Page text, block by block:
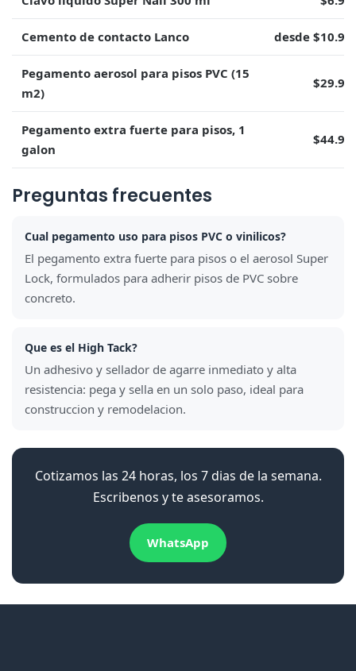
Cemento de contacto Lanco desde $10.95
Pegamento aerosol para pisos PVC (15
m2)
$29.95
Pegamento extra fuerte para pisos, 1
galon
$44.90
Preguntas frecuentes
Cual pegamento uso para pisos PVC o vinilicos?
El pegamento extra fuerte para pisos o el aerosol Super
Lock, formulados para adherir pisos de PVC sobre
concreto.
Que es el High Tack?
Un adhesivo y sellador de agarre inmediato y alta
resistencia: pega y sella en un solo paso, ideal para
construccion y remodelacion.
Cotizamos las 24 horas, los 7 dias de la semana.
Escribenos y te asesoramos.
WhatsApp